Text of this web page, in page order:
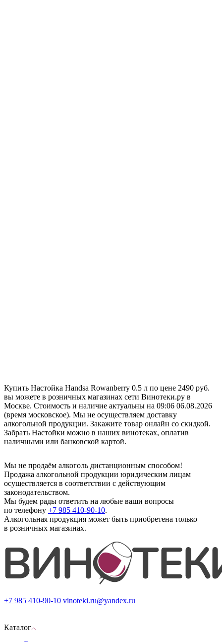
Купить Настойка Handsa Rowanberry 0.5 л по цене 2490 руб.
вы можете в розничных магазинах сети Винотеки.ру в
Москве. Стоимость и наличие актуальны на 09:06 06.08.2026
(время московское). Мы не осуществляем доставку
алкогольной продукции. Закажите товар онлайн со скидкой.
Забрать Настойки можно в наших винотеках, оплатив
наличными или банковской картой.
Мы не продаём алкоголь дистанционным способом!
Продажа алкогольной продукции юридическим лицам
осуществляется в соответствии с действующим
законодательством.
Мы будем рады ответить на любые ваши вопросы
по телефону +7 985 410-90-10.
Алкогольная продукция может быть приобретена только
в розничных магазинах.
+7 985 410-90-10 vinoteki.ru@yandex.ru
Каталог